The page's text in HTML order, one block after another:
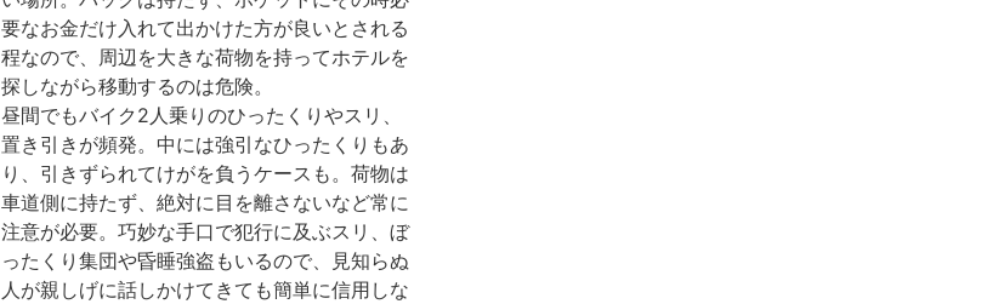
要なお金だけ入れて出かけた方が良いとされる
程なので、周辺を大きな荷物を持ってホテルを
探しながら移動するのは危険。
昼間でもバイク2人乗りのひったくりやスリ、
置き引きが頻発。中には強引なひったくりもあ
り、引きずられてけがを負うケースも。荷物は
車道側に持たず、絶対に目を離さないなど常に
注意が必要。巧妙な手口で犯行に及ぶスリ、ぼ
ったくり集団や昏睡強盗もいるので、見知らぬ
人が親しげに話しかけてきても簡単に信用しな